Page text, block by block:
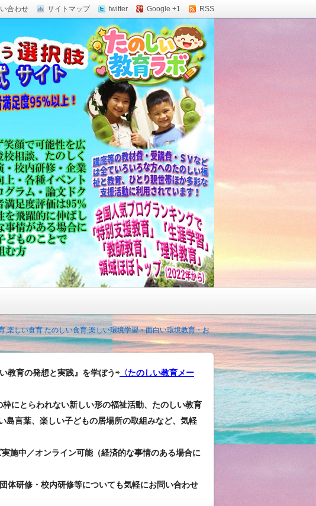
合わせ サイトマップ twitter Google +1 RSS
学
沖縄
しい
きゅ
ン
学力
し
,設
力,自
楽しい食育 たのしい食育,楽しい環境学習・面白い環境教育・お
教育の発想と実践』を学ぼう⇨〈たのしい教育メー
枠にとらわれない新しい形の福祉活動、たのしい教育
島言葉、楽しい子どもの居場所の取組みなど、気軽
施中／オンライン可能（経済的な事情のある場合に
体研修・校内研修等についても気軽にお問い合わせ